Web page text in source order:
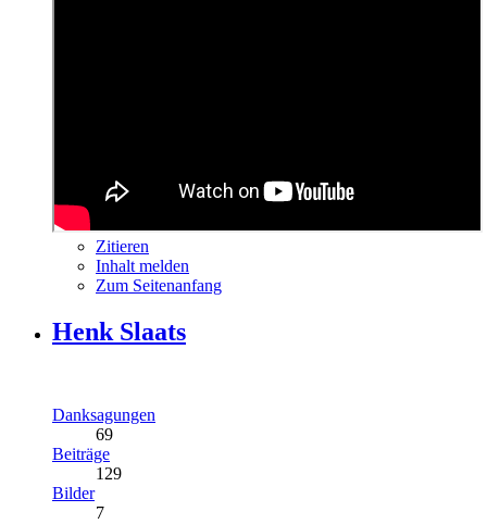
Zitieren
Inhalt melden
Zum Seitenanfang
Henk Slaats
Danksagungen
69
Beiträge
129
Bilder
7